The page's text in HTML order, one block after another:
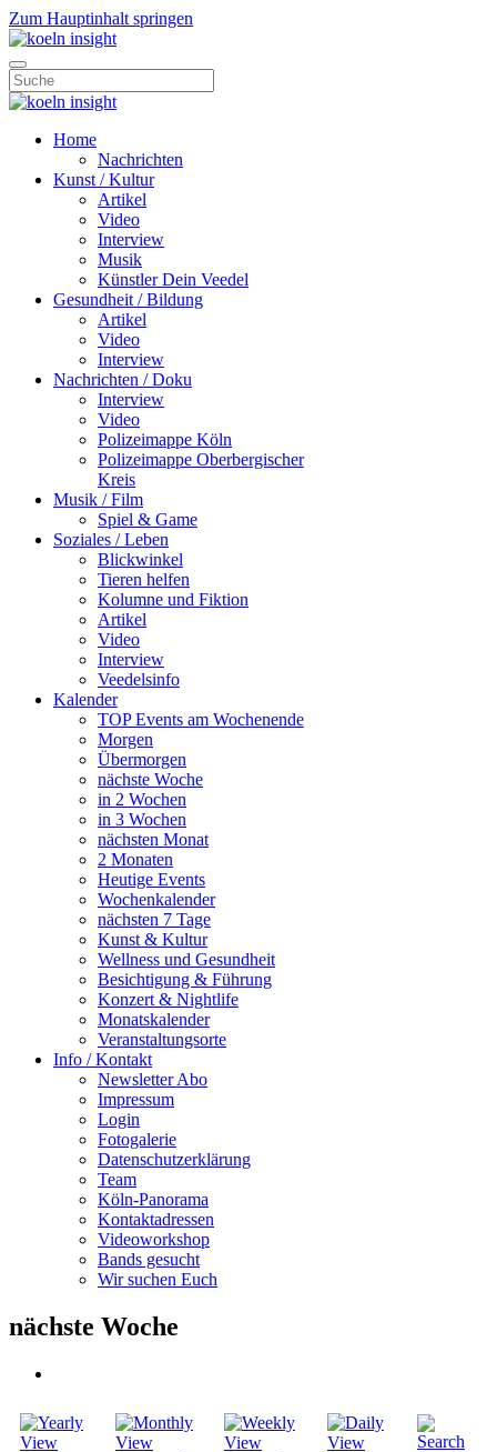
Zum Hauptinhalt springen
Home
Nachrichten
Kunst / Kultur
Artikel
Video
Interview
Musik
Künstler Dein Veedel
Gesundheit / Bildung
Artikel
Video
Interview
Nachrichten / Doku
Interview
Video
Polizeimappe Köln
Polizeimappe Oberbergischer
Kreis
Musik / Film
Spiel & Game
Soziales / Leben
Blickwinkel
Tieren helfen
Kolumne und Fiktion
Artikel
Video
Interview
Veedelsinfo
Kalender
TOP Events am Wochenende
Morgen
Übermorgen
nächste Woche
in 2 Wochen
in 3 Wochen
nächsten Monat
2 Monaten
Heutige Events
Wochenkalender
nächsten 7 Tage
Kunst & Kultur
Wellness und Gesundheit
Besichtigung & Führung
Konzert & Nightlife
Monatskalender
Veranstaltungsorte
Info / Kontakt
Newsletter Abo
Impressum
Login
Fotogalerie
Datenschutzerklärung
Team
Köln-Panorama
Kontaktadressen
Videoworkshop
Bands gesucht
Wir suchen Euch
nächste Woche